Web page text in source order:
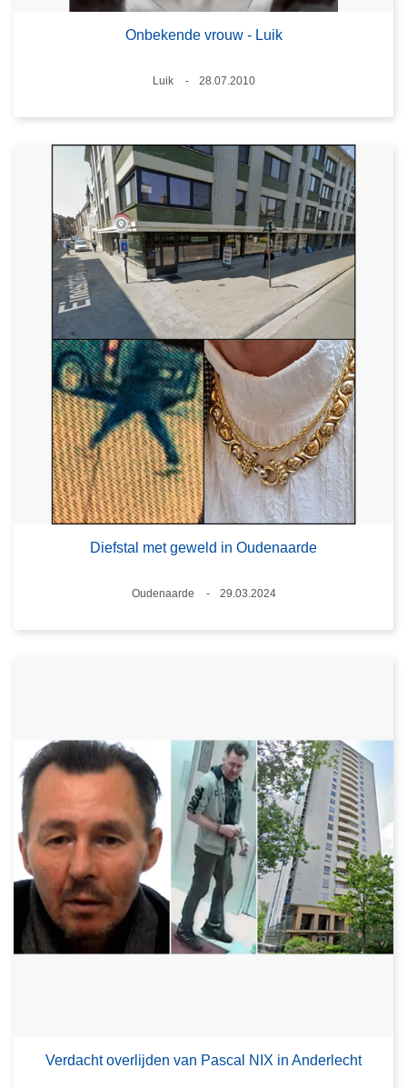
Onbekende vrouw - Luik
Plaats
Luik
28.07.2010
Diefstal met geweld in Oudenaarde
Plaats
Oudenaarde
29.03.2024
Verdacht overlijden van Pascal NIX in Anderlecht